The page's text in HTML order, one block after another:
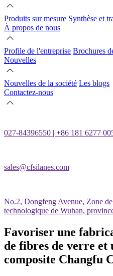
Produits sur mesure Synthèse et
À propos de nous
Profile de l'entreprise Brochures
Nouvelles
Nouvelles de la société Les blogs
Contactez-nous
027-84396550 | +86 181 6277
sales@cfsilanes.com
No.2, Dongfeng Avenue, Zone
technologique de Wuhan,
Favoriser une
de fibres de verre et
composite Changfu